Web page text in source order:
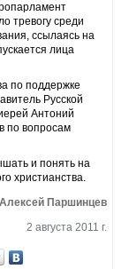
тревогу среди
ссылаясь на
лица
по поддержке
Русской
Антоний
по вопросам
и понять на
христианства.
Алексей Паршинцев
2 августа 2011 г.